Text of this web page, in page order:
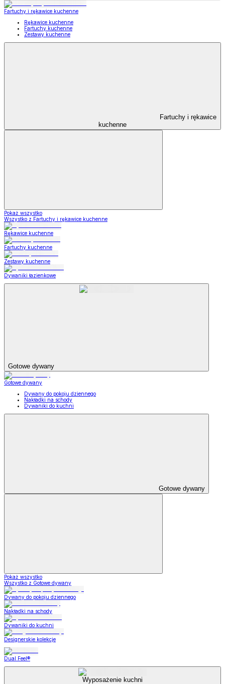
Fartuchy i rękawice kuchenne
Rękawice kuchenne
Fartuchy kuchenne
Zestawy kuchenne
Fartuchy i rękawice
kuchenne
Pokaż wszystko
Wszystko z Fartuchy i rękawice kuchenne
Rękawice kuchenne
Fartuchy kuchenne
Zestawy kuchenne
Dywaniki łazienkowe
Gotowe dywany
Gotowe dywany
Dywany do pokoju dziennego
Nakładki na schody
Dywaniki do kuchni
Gotowe dywany
Pokaż wszystko
Wszystko z Gotowe dywany
Dywany do pokoju dziennego
Nakładki na schody
Dywaniki do kuchni
Designerskie kolekcje
Dual Feel®
Wyposażenie kuchni